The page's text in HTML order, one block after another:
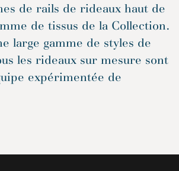
de rails de rideaux haut de
de tissus de la Collection.
large gamme de styles de
les rideaux sur mesure sont
expérimentée de